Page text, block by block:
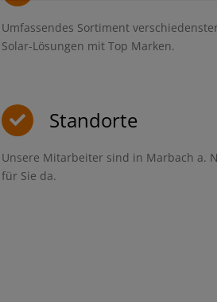
Umfassendes Sortiment
Solar-Lösungen mit Top Marken.
Standorte
Unsere Mitarbeiter sind in Marbach a.
für Sie da.